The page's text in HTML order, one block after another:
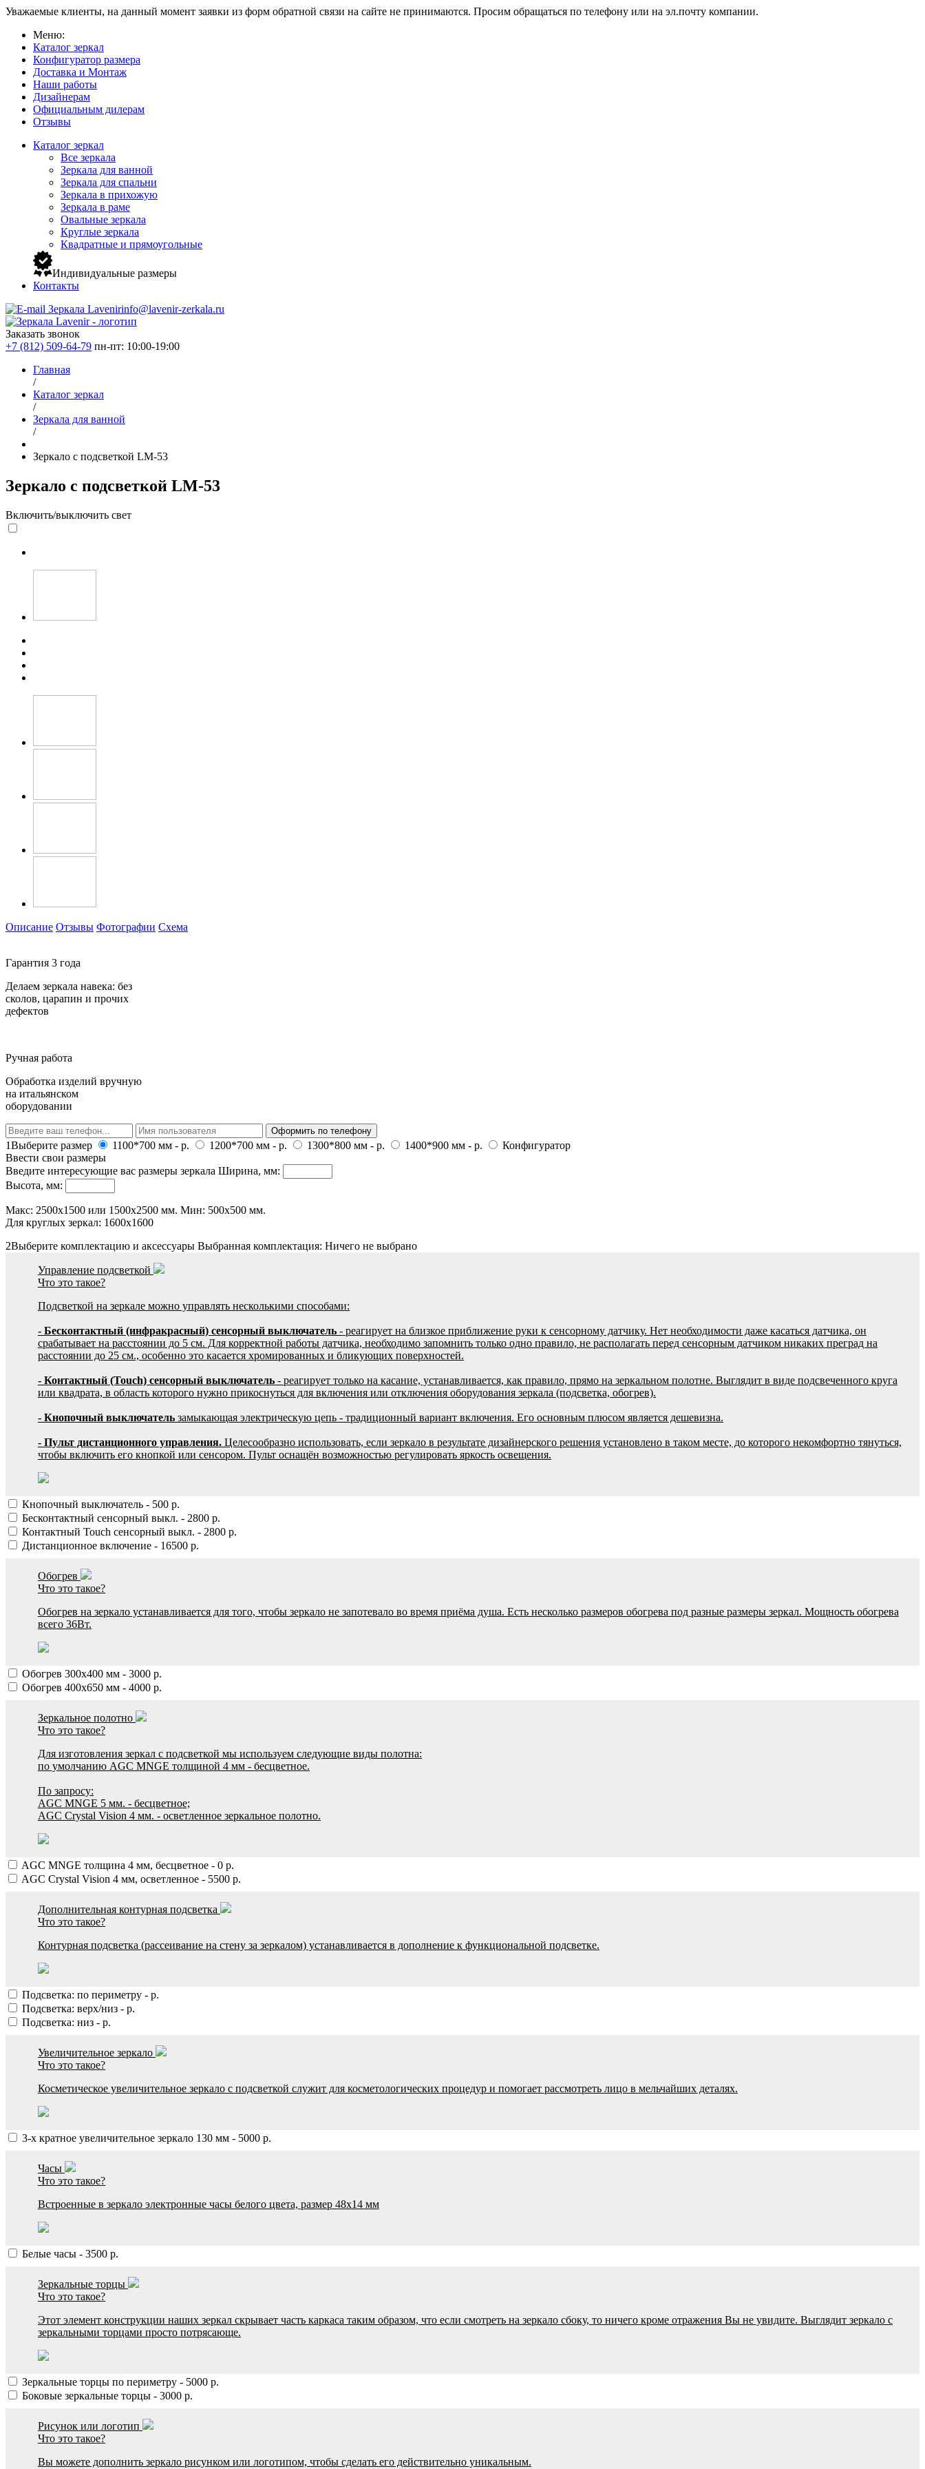
Уважаемые клиенты, на данный момент заявки из форм обратной связи на сайте не принимаются. Просим обращаться по телефону или на эл.почту компании.
Меню:
Каталог зеркал
Конфигуратор размера
Доставка и Монтаж
Наши работы
Дизайнерам
Официальным дилерам
Отзывы
Каталог зеркал
Все зеркала
Зеркала для ванной
Зеркала для спальни
Зеркала в прихожую
Зеркала в раме
Овальные зеркала
Круглые зеркала
Квадратные и прямоугольные
Индивидуальные размеры
Контакты
info@lavenir-zerkala.ru
Заказать звонок
+7 (812) 509-64-79 пн-пт: 10:00-19:00
Главная
/
Каталог зеркал
/
Зеркала для ванной
/
Зеркало с подсветкой LM-53
Зеркало с подсветкой LM-53
Включить/выключить свет
Описание Отзывы Фотографии Схема
Гарантия 3 года
Делаем зеркала навека: без
сколов, царапин и прочих
дефектов
Ручная работа
Обработка изделий вручную
на итальянском
оборудовании
Оформить по телефону
1Выберите размер 1100*700 мм - р. 1200*700 мм - р. 1300*800 мм - р. 1400*900 мм - р.
Конфигуратор
Ввести свои размеры
Введите интересующие вас размеры зеркала Ширина, мм:
Высота, мм:
Макс: 2500х1500 или 1500x2500 мм. Мин: 500х500 мм.
Для круглых зеркал: 1600x1600
2Выберите комплектацию и аксессуары Выбранная комплектация: Ничего не выбрано
Управление подсветкой
Что это такое?
Подсветкой на зеркале можно управлять несколькими способами:
- Бесконтактный (инфракрасный) сенсорный выключатель - реагирует на близкое приближение руки к сенсорному датчику. Нет необходимости даже касаться датчика, он
срабатывает на расстоянии до 5 см. Для корректной работы датчика, необходимо запомнить только одно правило, не располагать перед сенсорным датчиком никаких преград на
расстоянии до 25 см., особенно это касается хромированных и бликующих поверхностей.
- Контактный (Touch) сенсорный выключатель - реагирует только на касание, устанавливается, как правило, прямо на зеркальном полотне. Выглядит в виде подсвеченного круга
или квадрата, в область которого нужно прикоснуться для включения или отключения оборудования зеркала (подсветка, обогрев).
- Кнопочный выключатель замыкающая электрическую цепь - традиционный вариант включения. Его основным плюсом является дешевизна.
- Пульт дистанционного управления. Целесообразно использовать, если зеркало в результате дизайнерского решения установлено в таком месте, до которого некомфортно тянуться,
чтобы включить его кнопкой или сенсором. Пульт оснащён возможностью регулировать яркость освещения.
Кнопочный выключатель - 500 р.
Бесконтактный сенсорный выкл. - 2800 р.
Контактный Touch сенсорный выкл. - 2800 р.
Дистанционное включение - 16500 р.
Обогрев
Что это такое?
Обогрев на зеркало устанавливается для того, чтобы зеркало не запотевало во время приёма душа. Есть несколько размеров обогрева под разные размеры зеркал. Мощность обогрева
всего 36Вт.
Обогрев 300х400 мм - 3000 р.
Обогрев 400х650 мм - 4000 р.
Зеркальное полотно
Что это такое?
Для изготовления зеркал с подсветкой мы используем следующие виды полотна:
по умолчанию AGC MNGE толщиной 4 мм - бесцветное.
По запросу:
AGC MNGE 5 мм. - бесцветное;
AGC Crystal Vision 4 мм. - осветленное зеркальное полотно.
AGC MNGE толщина 4 мм, бесцветное - 0 р.
AGC Crystal Vision 4 мм, осветленное - 5500 р.
Дополнительная контурная подсветка
Что это такое?
Контурная подсветка (рассеивание на стену за зеркалом) устанавливается в дополнение к функциональной подсветке.
Подсветка: по периметру - р.
Подсветка: верх/низ - р.
Подсветка: низ - р.
Увеличительное зеркало
Что это такое?
Косметическое увеличительное зеркало с подсветкой служит для косметологических процедур и помогает рассмотреть лицо в мельчайших деталях.
3-х кратное увеличительное зеркало 130 мм - 5000 р.
Часы
Что это такое?
Встроенные в зеркало электронные часы белого цвета, размер 48х14 мм
Белые часы - 3500 р.
Зеркальные торцы
Что это такое?
Этот элемент конструкции наших зеркал скрывает часть каркаса таким образом, что если смотреть на зеркало сбоку, то ничего кроме отражения Вы не увидите. Выглядит зеркало с
зеркальными торцами просто потрясающе.
Зеркальные торцы по периметру - 5000 р.
Боковые зеркальные торцы - 3000 р.
Рисунок или логотип
Что это такое?
Вы можете дополнить зеркало рисунком или логотипом, чтобы сделать его действительно уникальным.